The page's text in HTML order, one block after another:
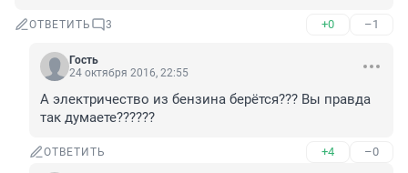
ОТВЕТИТЬ 3 +0 –1
Гость
24 октября 2016, 22:55
А электричество из бензина берётся??? Вы правда
так думаете??????
ОТВЕТИТЬ +4 –0